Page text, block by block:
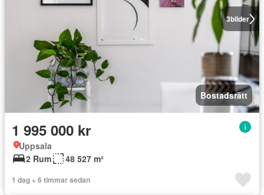
3bilder
Bostadsrätt
1 995 000 kr
Uppsala
2 Rum
48 527 m²
1 dag + 6 timmar sedan